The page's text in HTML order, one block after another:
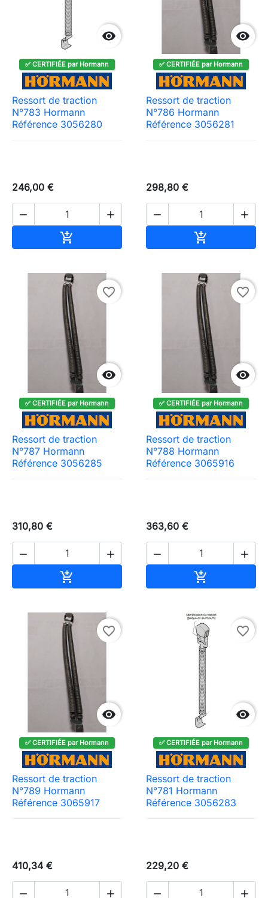

✅ CERTIFIÉE par Hormann
Ressort de traction
N°783 Hormann
Référence 3056280
246,00 €
 


✅ CERTIFIÉE par Hormann
Ressort de traction
N°786 Hormann
Référence 3056281
298,80 €
 


favorite_border
✅ CERTIFIÉE par Hormann
Ressort de traction
N°787 Hormann
Référence 3056285
310,80 €
 


favorite_border
✅ CERTIFIÉE par Hormann
Ressort de traction
N°788 Hormann
Référence 3065916
363,60 €
 


favorite_border
✅ CERTIFIÉE par Hormann
Ressort de traction
N°789 Hormann
Référence 3065917
410,34 €
 

favorite_border
✅ CERTIFIÉE par Hormann
Ressort de traction
N°781 Hormann
Référence 3056283
229,20 €
 